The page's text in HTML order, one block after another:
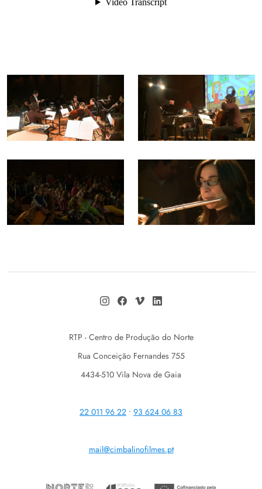
RTP - Centro de Produção do Norte
Rua Conceição Fernandes 755
4434-510 Vila Nova de Gaia
22 011 96 22 • 93 624 06 83
mail@cimbalinofilmes.pt